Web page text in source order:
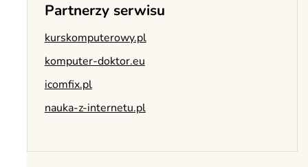
Partnerzy serwisu
kurskomputerowy.pl
komputer-doktor.eu
icomfix.pl
nauka-z-internetu.pl